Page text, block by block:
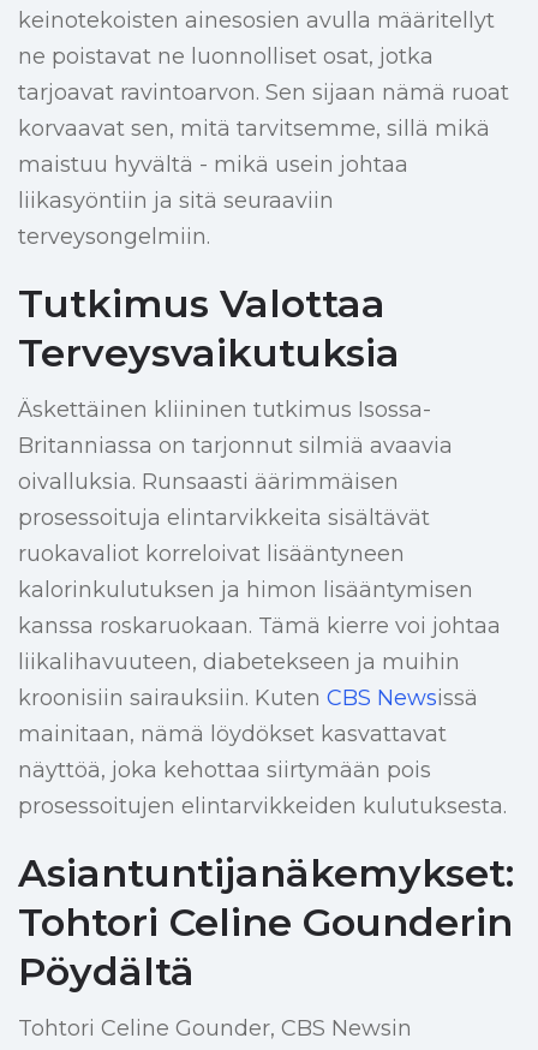
keinotekoisten ainesosien avulla määritellyt
ne poistavat ne luonnolliset osat, jotka
tarjoavat ravintoarvon. Sen sijaan nämä ruoat
korvaavat sen, mitä tarvitsemme, sillä mikä
maistuu hyvältä - mikä usein johtaa
liikasyöntiin ja sitä seuraaviin
terveysongelmiin.
Tutkimus Valottaa
Terveysvaikutuksia
Äskettäinen kliininen tutkimus Isossa-
Britanniassa on tarjonnut silmiä avaavia
oivalluksia. Runsaasti äärimmäisen
prosessoituja elintarvikkeita sisältävät
ruokavaliot korreloivat lisääntyneen
kalorinkulutuksen ja himon lisääntymisen
kanssa roskaruokaan. Tämä kierre voi johtaa
liikalihavuuteen, diabetekseen ja muihin
kroonisiin sairauksiin. Kuten CBS Newsissä
mainitaan, nämä löydökset kasvattavat
näyttöä, joka kehottaa siirtymään pois
prosessoitujen elintarvikkeiden kulutuksesta.
Asiantuntijanäkemykset:
Tohtori Celine Gounderin
Pöydältä
Tohtori Celine Gounder, CBS Newsin